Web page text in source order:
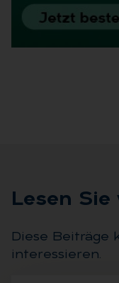
Le­sen
Diese Beiträge
interessieren.